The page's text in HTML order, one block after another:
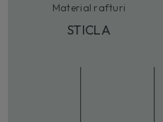
Material rafturi
STICLA